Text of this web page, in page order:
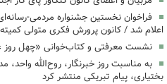
فراخوان نخستین جشنواره مردمی-
اعلام شد / کانون پرورش فکری متولی
نشست معرفتی و کتاب‌خوانی «چهل روز
به مناسبت روز خبرنگار، روح‌الله
بختیاری، پیام تبریکی منتشر کرد